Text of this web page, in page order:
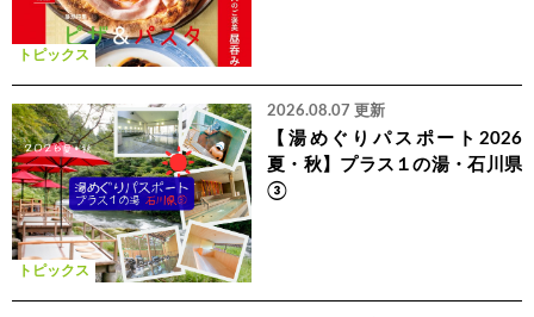
トピックス
トピックス
2026.08.07 更新
【湯めぐりパスポート2026
夏・秋】プラス１の湯・石川県
③